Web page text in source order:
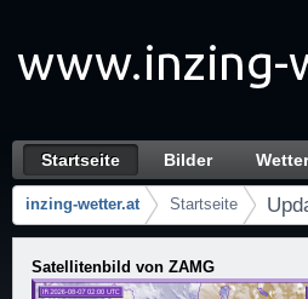
Update 2021!
Navigation
Startseite Bilder Wetter
Brotkrumen (Wo bin
inzing-wetter.at Startseite
Satellitenbild von ZAMG